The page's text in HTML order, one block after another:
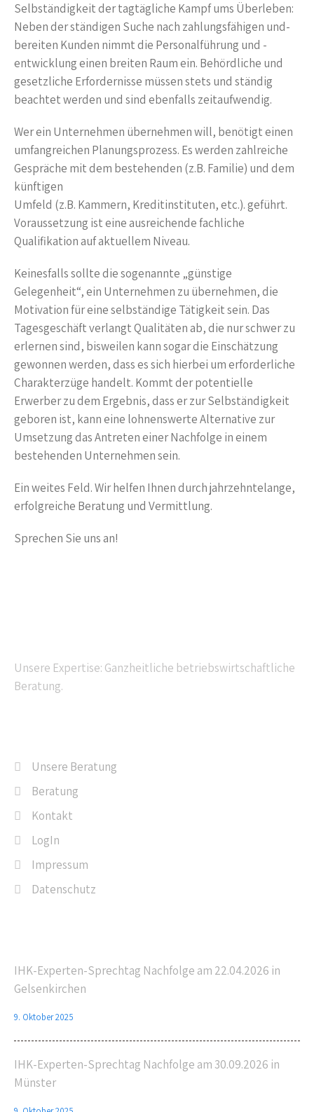
Selbständigkeit der tagtägliche Kampf ums Überleben:
Neben der ständigen Suche nach zahlungsfähigen und-
bereiten Kunden nimmt die Personalführung und -
entwicklung einen breiten Raum ein. Behördliche und
gesetzliche Erfordernisse müssen stets und ständig
beachtet werden und sind ebenfalls zeitaufwendig.
Wer ein Unternehmen übernehmen will, benötigt einen
umfangreichen Planungsprozess. Es werden zahlreiche
Gespräche mit dem bestehenden (z.B. Familie) und dem
künftigen
Umfeld (z.B. Kammern, Kreditinstituten, etc.). geführt.
Voraussetzung ist eine ausreichende fachliche
Qualifikation auf aktuellem Niveau.
Keinesfalls sollte die sogenannte „günstige
Gelegenheit“, ein Unternehmen zu übernehmen, die
Motivation für eine selbständige Tätigkeit sein. Das
Tagesgeschäft verlangt Qualitäten ab, die nur schwer zu
erlernen sind, bisweilen kann sogar die Einschätzung
gewonnen werden, dass es sich hierbei um erforderliche
Charakterzüge handelt. Kommt der potentielle
Erwerber zu dem Ergebnis, dass er zur Selbständigkeit
geboren ist, kann eine lohnenswerte Alternative zur
Umsetzung das Antreten einer Nachfolge in einem
bestehenden Unternehmen sein.
Ein weites Feld. Wir helfen Ihnen durch jahrzehntelange,
erfolgreiche Beratung und Vermittlung.
Sprechen Sie uns an!
Unsere Expertise: Ganzheitliche betriebswirtschaftliche
Beratung.
Unsere Beratung
Beratung
Kontakt
LogIn
Impressum
Datenschutz
IHK-Experten-Sprechtag Nachfolge am 22.04.2026 in
Gelsenkirchen
9. Oktober 2025
IHK-Experten-Sprechtag Nachfolge am 30.09.2026 in
Münster